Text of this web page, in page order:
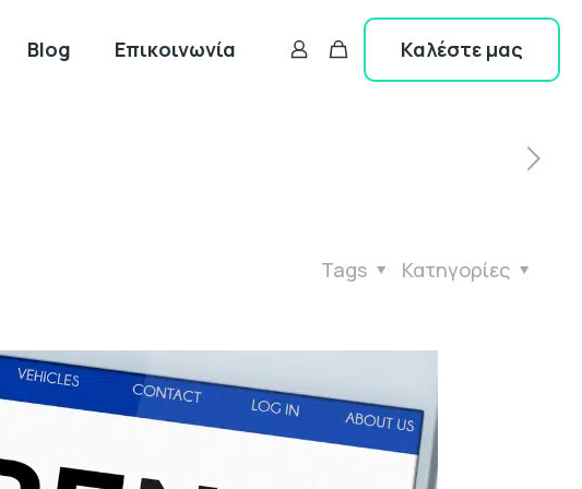
Blog Επικοινωνία Καλέστε μας
Κατηγορίες
Tags